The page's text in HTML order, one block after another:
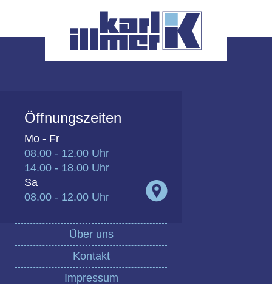
Öffnungszeiten
Mo - Fr
08.00 - 12.00 Uhr
14.00 - 18.00 Uhr
Sa
08.00 - 12.00 Uhr
Über uns
Kontakt
Impressum